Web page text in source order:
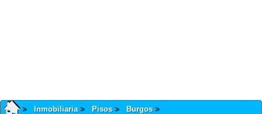
Inmobiliaria Pisos Burgos